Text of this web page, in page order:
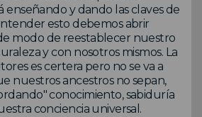
enseñando y dando las claves de
esto debemos abrir
modo de reestablecer nuestro
y con nosotros mismos. La
es certera pero no se va a
nuestros ancestros no sepan,
conocimiento, sabiduría
conciencia universal.